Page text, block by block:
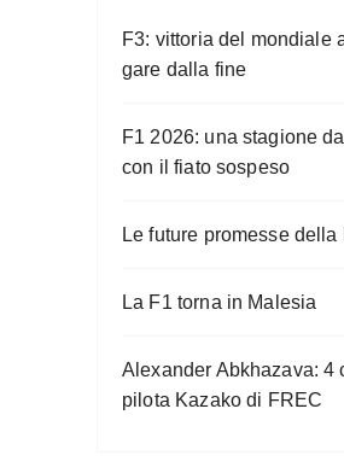
F3: vittoria del mondiale
gare dalla fine
F1 2026: una stagione
con il fiato sospeso
Le future promesse della
La F1 torna in Malesia
Alexander Abkhazava: 4
pilota Kazako di FREC